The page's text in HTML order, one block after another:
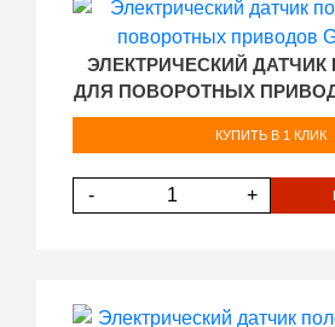
ЭЛЕКТРИЧЕСКИЙ
ДЛЯ ПОВОРОТНЫХ
КУПИТЬ В 1 КЛИК
- +